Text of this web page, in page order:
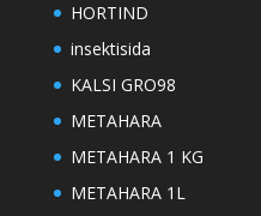
HORTIND
insektisida
KALSI GRO98
METAHARA
METAHARA 1 KG
METAHARA 1L